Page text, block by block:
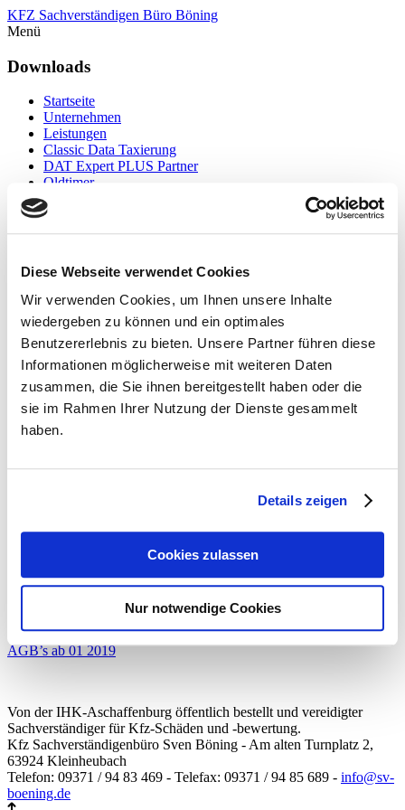
Diese Webseite verwendet Cookies
Wir verwenden Cookies, um Ihnen unsere Inhalte
wiedergeben zu können und ein optimales
Benutzererlebnis zu bieten. Unsere Partner führen diese
Informationen möglicherweise mit weiteren Daten
zusammen, die Sie ihnen bereitgestellt haben oder die
sie im Rahmen Ihrer Nutzung der Dienste gesammelt
haben.
Details zeigen
Cookies zulassen
Nur notwendige Cookies
KFZ Sachverständigen Büro Böning
Menü
Downloads
Startseite
Unternehmen
Leistungen
Classic Data Taxierung
DAT Expert PLUS Partner
Oldtimer
Downloads
Links
Datenschutz
AGB
Hier können Sie Informationen und Formulare als PDF downloaden
und ansehen.
Auftrag, Honorarvereinbarung, Widerrufsbelehrung
(Dokument bitte auf Ihrem PC speichern, dann können Sie das
Formular ausfüllen.)
Widerrufsformular Gutachtenauftrag
Unfallaufnahmeformular
Werkvertrag mit Honorarvereinbarung
Auftragserteilung für eine Classic Data Kurzbewertung
Auftragserteilung Classic Data Fahrzeugbewertung
AGB’s ab 01 2019
Von der IHK-Aschaffenburg öffentlich bestellt und vereidigter
Sachverständiger für Kfz-Schäden und -bewertung.
Kfz Sachverständigenbüro Sven Böning - Am alten Turnplatz 2,
63924 Kleinheubach
Telefon: 09371 / 94 83 469 - Telefax: 09371 / 94 85 689 - info@sv-
boening.de